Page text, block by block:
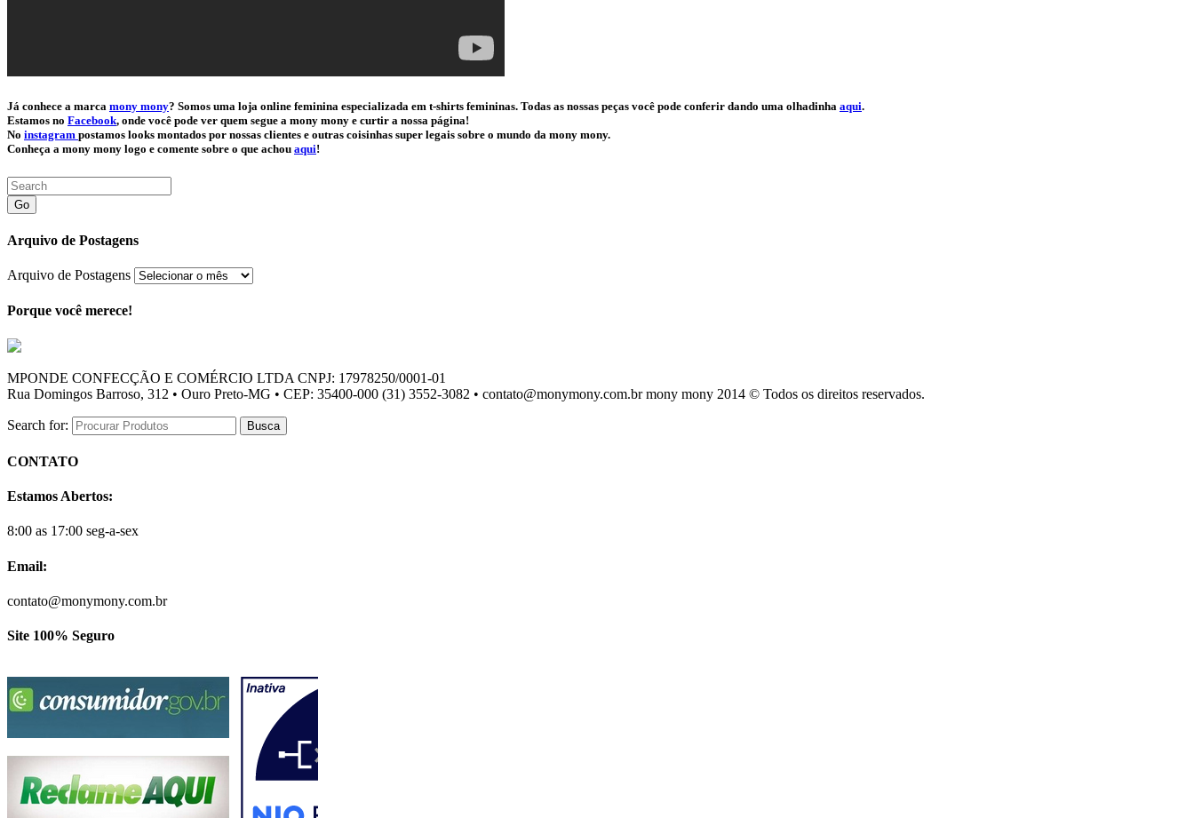
Já conhece a marca mony mony? Somos uma loja online feminina especializada em t-shirts femininas. Todas as nossas peças você pode conferir dando uma olhadinha aqui.
Estamos no Facebook, onde você pode ver quem segue a mony mony e curtir a nossa página!
No instagram postamos looks montados por nossas clientes e outras coisinhas super legais sobre o mundo da mony mony.
Conheça a mony mony logo e comente sobre o que achou aqui!
Go
Arquivo de Postagens
Arquivo de Postagens
Porque você merece!
MPONDE CONFECÇÃO E COMÉRCIO LTDA CNPJ: 17978250/0001-01
Rua Domingos Barroso, 312 • Ouro Preto-MG • CEP: 35400-000 (31) 3552-3082 • contato@monymony.com.br mony mony 2014 © Todos os direitos reservados.
Search for:
CONTATO
Estamos Abertos:
8:00 as 17:00 seg-a-sex
Email:
contato@monymony.com.br
Site 100% Seguro